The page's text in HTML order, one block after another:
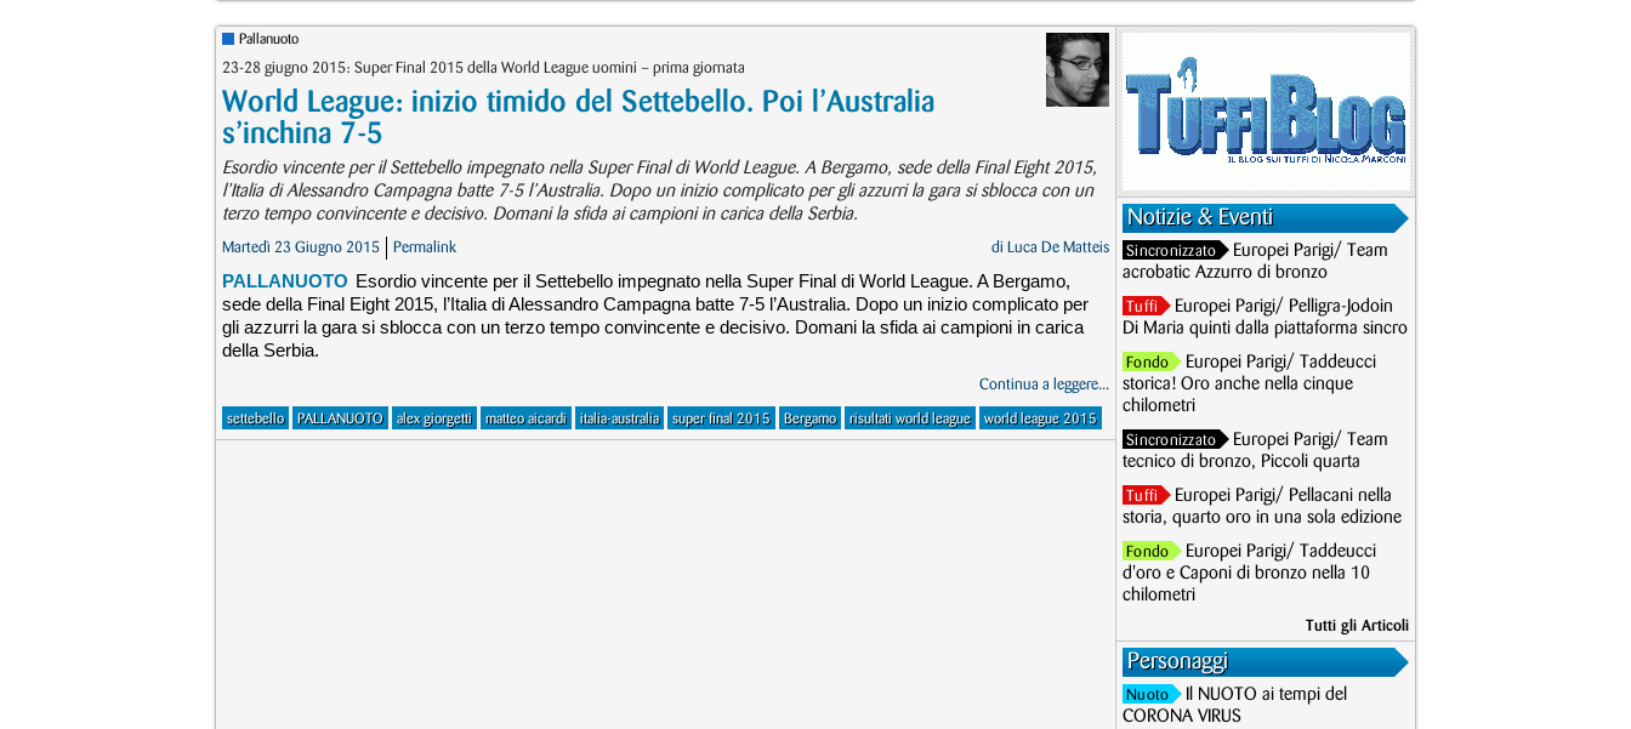
Pallanuoto
23-28 giugno 2015: Super Final 2015 della World League uomini – prima giornata
World League: inizio timido del Settebello. Poi l’Australia
s’inchina 7-5
Esordio vincente per il Settebello impegnato nella Super Final di World League. A Bergamo, sede della Final Eight 2015,
l’Italia di Alessandro Campagna batte 7-5 l’Australia. Dopo un inizio complicato per gli azzurri la gara si sblocca con un
terzo tempo convincente e decisivo. Domani la sfida ai campioni in carica della Serbia.
Martedì 23 Giugno 2015 Permalink di Luca De Matteis
PALLANUOTO Esordio vincente per il Settebello impegnato nella Super Final di World League. A Bergamo,
sede della Final Eight 2015, l’Italia di Alessandro Campagna batte 7-5 l’Australia. Dopo un inizio complicato per
gli azzurri la gara si sblocca con un terzo tempo convincente e decisivo. Domani la sfida ai campioni in carica
della Serbia.
Continua a leggere...
settebello PALLANUOTO alex giorgetti matteo aicardi italia-australia super final 2015 Bergamo risultati world league world league 2015
Notizie & Eventi
Sincronizzato
Europei Parigi/ Team
acrobatic Azzurro di bronzo
Tuffi
Europei Parigi/ Pelligra-Jodoin
Di Maria quinti dalla piattaforma sincro
Fondo
Europei Parigi/ Taddeucci
storica! Oro anche nella cinque
chilometri
Sincronizzato
Europei Parigi/ Team
tecnico di bronzo, Piccoli quarta
Tuffi
Europei Parigi/ Pellacani nella
storia, quarto oro in una sola edizione
Fondo
Europei Parigi/ Taddeucci
d'oro e Caponi di bronzo nella 10
chilometri
Tutti gli Articoli
Personaggi
Nuoto
Il NUOTO ai tempi del
CORONA VIRUS